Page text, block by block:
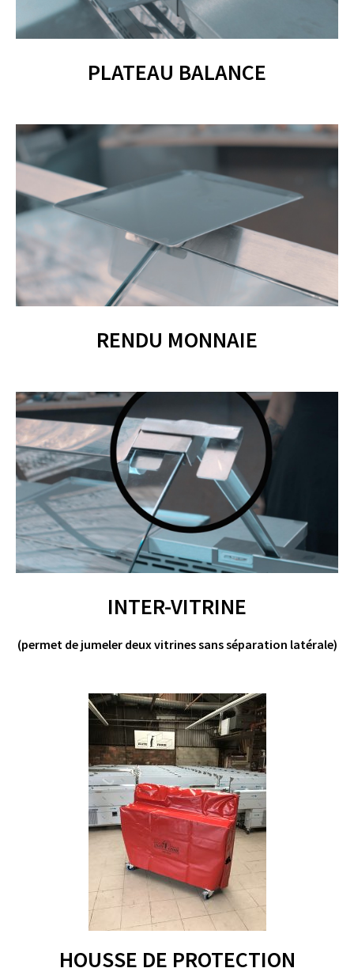
PLATEAU BALANCE
RENDU MONNAIE
INTER-VITRINE
(permet de jumeler deux vitrines sans séparation latérale)
HOUSSE DE PROTECTION